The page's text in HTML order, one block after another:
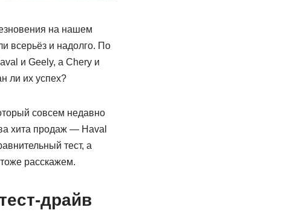
на нашем
всерьёз и надолго. По
и Geely, а Chery и
ли их успех?
совсем недавно
хита продаж — Haval
тест, а
расскажем.
драйв